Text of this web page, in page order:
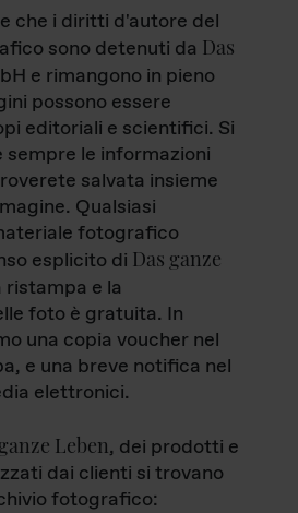
che i diritti d'autore del
sono detenuti da Das
e rimangono in pieno
possono essere
editoriali e scientifici. Si
sempre le informazioni
salvata insieme
Qualsiasi
fotografico
esplicito di Das ganze
ristampa e la
foto è gratuita. In
una copia voucher nel
e una breve notifica nel
elettronici.
Leben, dei prodotti e
dai clienti si trovano
fotografico: